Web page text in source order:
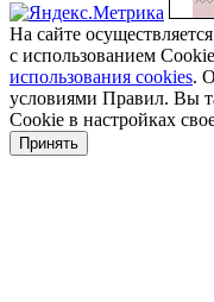
На сайте
с использованием
использования cookies.
условиями Правил. Вы
Cookie в настройках
Принять